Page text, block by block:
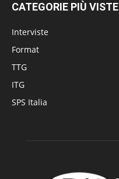
CATEGORIE PIÙ VISTE
Interviste
Format
TTG
ITG
SPS Italia